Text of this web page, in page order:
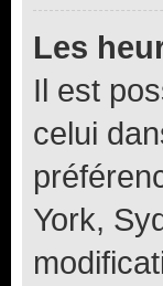
Les
Il est
celui
York,